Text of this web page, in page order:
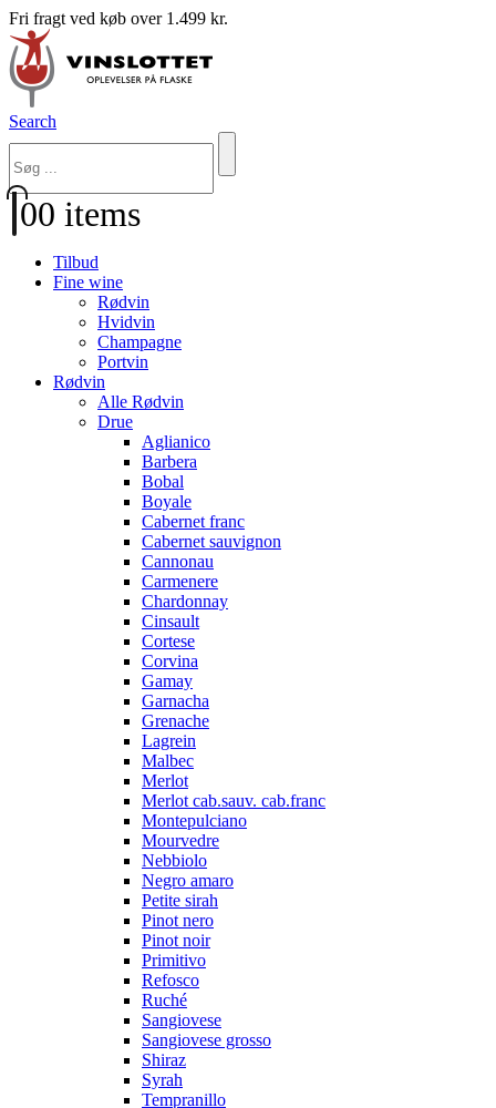
Fri fragt ved køb over 1.499 kr.
Search
00 items
Tilbud
Fine wine
Rødvin
Hvidvin
Champagne
Portvin
Rødvin
Alle Rødvin
Drue
Aglianico
Barbera
Bobal
Boyale
Cabernet franc
Cabernet sauvignon
Cannonau
Carmenere
Chardonnay
Cinsault
Cortese
Corvina
Gamay
Garnacha
Grenache
Lagrein
Malbec
Merlot
Merlot cab.sauv. cab.franc
Montepulciano
Mourvedre
Nebbiolo
Negro amaro
Petite sirah
Pinot nero
Pinot noir
Primitivo
Refosco
Ruché
Sangiovese
Sangiovese grosso
Shiraz
Syrah
Tempranillo